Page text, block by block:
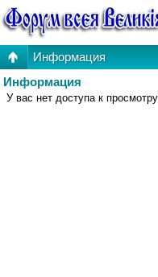
Информация
Информация
У вас нет доступа к